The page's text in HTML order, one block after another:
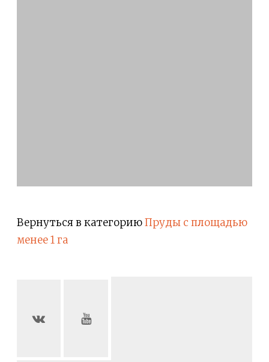
Вернуться в категориюПруды с площадью
менее 1 га